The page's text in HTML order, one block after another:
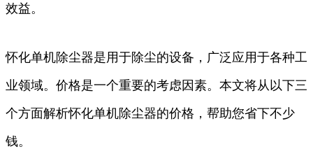
效益。
怀化单机除尘器是用于除尘的设备，广泛应用于各种工
业领域。价格是一个重要的考虑因素。本文将从以下三
个方面解析怀化单机除尘器的价格，帮助您省下不少
钱。